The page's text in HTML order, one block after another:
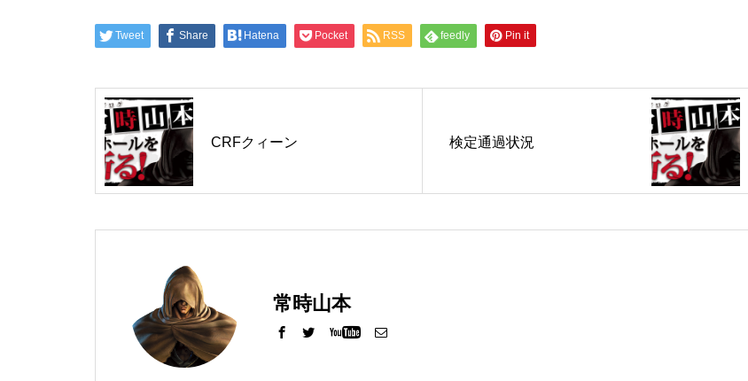
Tweet Share Hatena Pocket RSS feedly Pin it
CRFクィーン 検定通過状況
常時山本